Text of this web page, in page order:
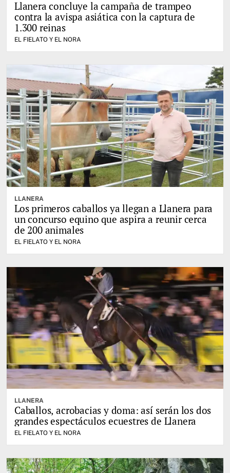
Llanera concluye la campaña de trampeo
contra la avispa asiática con la captura de
1.300 reinas
EL FIELATO Y EL NORA
LLANERA
Los primeros caballos ya llegan a Llanera para
un concurso equino que aspira a reunir cerca
de 200 animales
EL FIELATO Y EL NORA
LLANERA
Caballos, acrobacias y doma: así serán los dos
grandes espectáculos ecuestres de Llanera
EL FIELATO Y EL NORA